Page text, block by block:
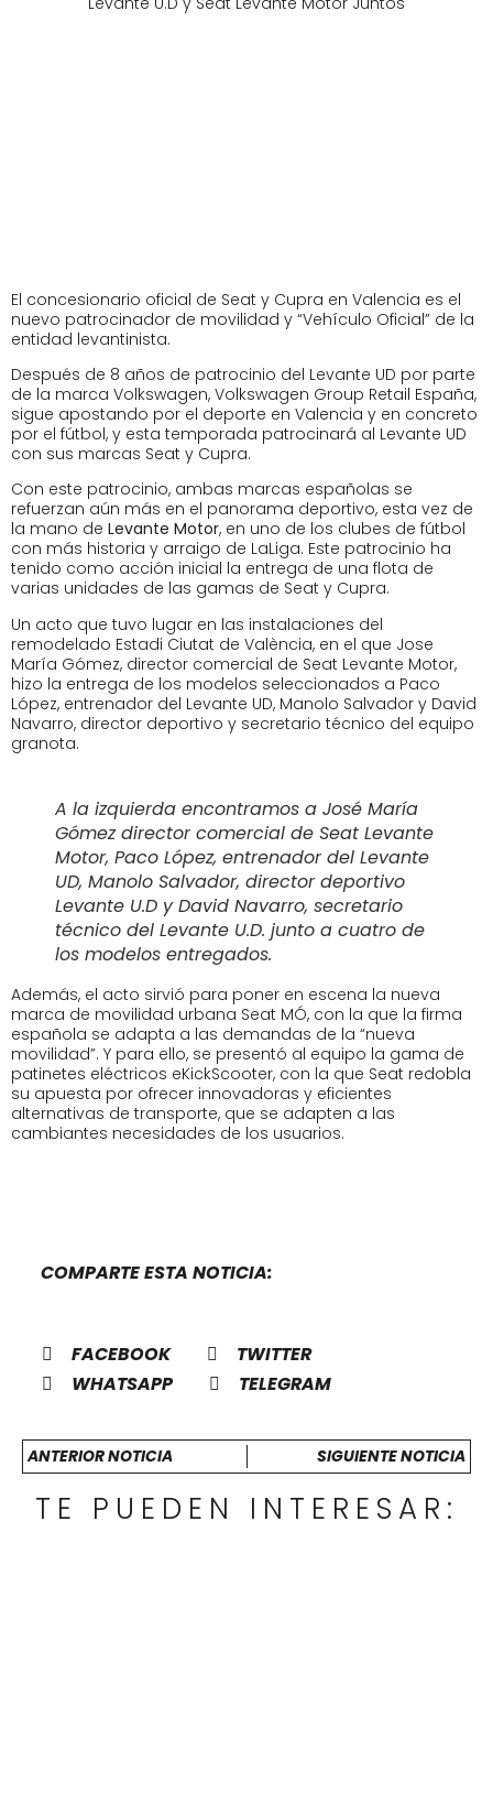
El concesionario oficial de Seat y Cupra en Valencia es el
nuevo patrocinador de movilidad y “Vehículo Oficial” de la
entidad levantinista.
Después de 8 años de patrocinio del Levante UD por parte
de la marca Volkswagen, Volkswagen Group Retail España,
sigue apostando por el deporte en Valencia y en concreto
por el fútbol, y esta temporada patrocinará al Levante UD
con sus marcas Seat y Cupra.
Con este patrocinio, ambas marcas españolas se
refuerzan aún más en el panorama deportivo, esta vez de
la mano de Levante Motor, en uno de los clubes de fútbol
con más historia y arraigo de LaLiga. Este patrocinio ha
tenido como acción inicial la entrega de una flota de
varias unidades de las gamas de Seat y Cupra.
Un acto que tuvo lugar en las instalaciones del
remodelado Estadi Ciutat de València, en el que Jose
María Gómez, director comercial de Seat Levante Motor,
hizo la entrega de los modelos seleccionados a Paco
López, entrenador del Levante UD, Manolo Salvador y David
Navarro, director deportivo y secretario técnico del equipo
granota.
A la izquierda encontramos a José María
Gómez director comercial de Seat Levante
Motor, Paco López, entrenador del Levante
UD, Manolo Salvador, director deportivo
Levante U.D y David Navarro, secretario
técnico del Levante U.D. junto a cuatro de
los modelos entregados.
Además, el acto sirvió para poner en escena la nueva
marca de movilidad urbana Seat MÓ, con la que la firma
española se adapta a las demandas de la “nueva
movilidad”. Y para ello, se presentó al equipo la gama de
patinetes eléctricos eKickScooter, con la que Seat redobla
su apuesta por ofrecer innovadoras y eficientes
alternativas de transporte, que se adapten a las
cambiantes necesidades de los usuarios.
COMPARTE ESTA NOTICIA:
FACEBOOK
TWITTER
WHATSAPP
TELEGRAM
ANTERIOR NOTICIA SIGUIENTE NOTICIA
TE PUEDEN INTERESAR: